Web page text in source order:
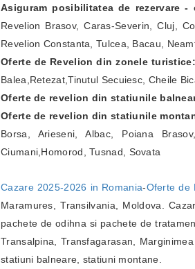
Asiguram posibilitatea de rezervare
Revelion Brasov, Caras-Severin, Cluj,
Revelion Constanta, Tulcea, Bacau,
Oferte de Revelion din zonele turistice:
Balea,Retezat,Tinutul Secuiesc, Cheile
Oferte de revelion din statiunile
Oferte de revelion din statiunile
Borsa, Arieseni, Albac, Poiana
Ciumani,Homorod, Tusnad, Sovata
Cazare 2025-2026 in Romania-Oferte de
Maramures, Transilvania, Moldova.
pachete de odihna si pachete de
Transalpina, Transfagarasan,
statiuni balneare, statiuni montane.